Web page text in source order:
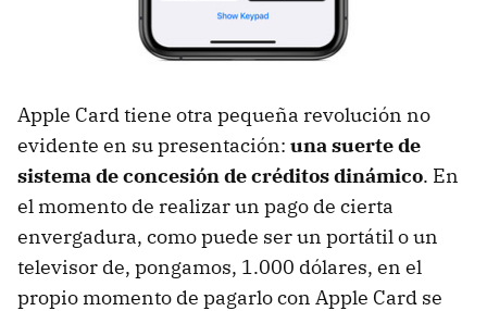
Apple Card tiene otra pequeña revolución no
evidente en su presentación: una suerte de
sistema de concesión de créditos dinámico. En
el momento de realizar un pago de cierta
envergadura, como puede ser un portátil o un
televisor de, pongamos, 1.000 dólares, en el
propio momento de pagarlo con Apple Card se